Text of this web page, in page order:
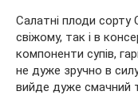
Салатні плоди
свіжому, так і в
компоненти супів,
не дуже зручно в
вийде дуже смачний